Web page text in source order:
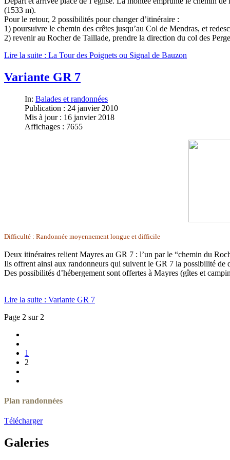
(1533 m).
Pour le retour, 2 possibilités pour changer d’itinéraire :
1) poursuivre le chemin des crêtes jusqu’au Col de Mendras, et
2) revenir au Rocher de Taillade, prendre la direction du col des
Lire la suite : La Tour des Poignets ou Signal de Bauzon
Variante GR 7
In: Balades et randonnées
Publication : 24 janvier 2010
Mis à jour : 16 janvier 2018
Affichages : 7655
Difficulté : Randonnée moyennement longue et difficile
Deux itinéraires relient Mayres au GR 7 : l’un par le “chemin du
Ils offrent ainsi aux randonneurs qui suivent le GR 7 la possibilité
Des possibilités d’hébergement sont offertes à Mayres (gîtes et
Lire la suite : Variante GR 7
Page 2 sur 2
1
2
Plan randonnées
Télécharger
Galeries